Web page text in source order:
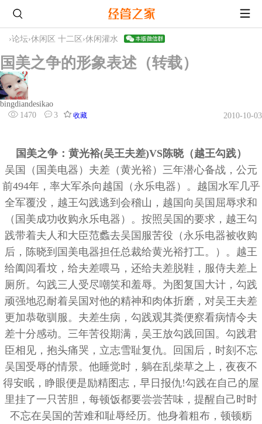
›论坛›休闲区 十二区 ›休闲灌水
国美之争的形象表述（转载）
bingdiandesikao
1470
3 收藏 2010-10-03
国美之争：黄光裕(吴王夫差)VS陈晓（越王勾践）
吴国（国美电器）夫差（黄光裕）三年潜心备战，公元
前494年，率大军杀向越国（永乐电器）。越国水军几乎
全军覆没，越王勾践逃到会稽山，越国向吴国屈辱求和
（国美成功收购永乐电器）。按照吴国的要求，越王勾
践带着夫人和大臣范蠡去吴国服苦役（永乐电器被收购
后，陈晓到国美电器担任总裁给黄光裕打工。）。越王
给阖闾看坟，给夫差喂马，还给夫差脱鞋，服侍夫差上
厕所。勾践三人受尽嘲笑和羞辱。为图复国大计，勾践
顽强地忍耐着吴国对他的精神和肉体折磨，对吴王夫差
更加恭敬驯服。夫差生病，勾践观其粪便察看病情令夫
差十分感动。三年苦役期满，吴王放勾践回国。勾践君
臣相见，抱头痛哭，立志雪耻复仇。回国后，时刻不忘
吴国受辱的情景。他睡觉时，躺在乱柴草之上，夜夜不
得安眠，睁眼便是励精图志，早日报仇!勾践在自己的屋
里挂了一只苦胆，每顿饭都要尝尝苦味，提醒自己时时
不忘在吴国的苦难和耻辱经历。他身着粗布，顿顿粝